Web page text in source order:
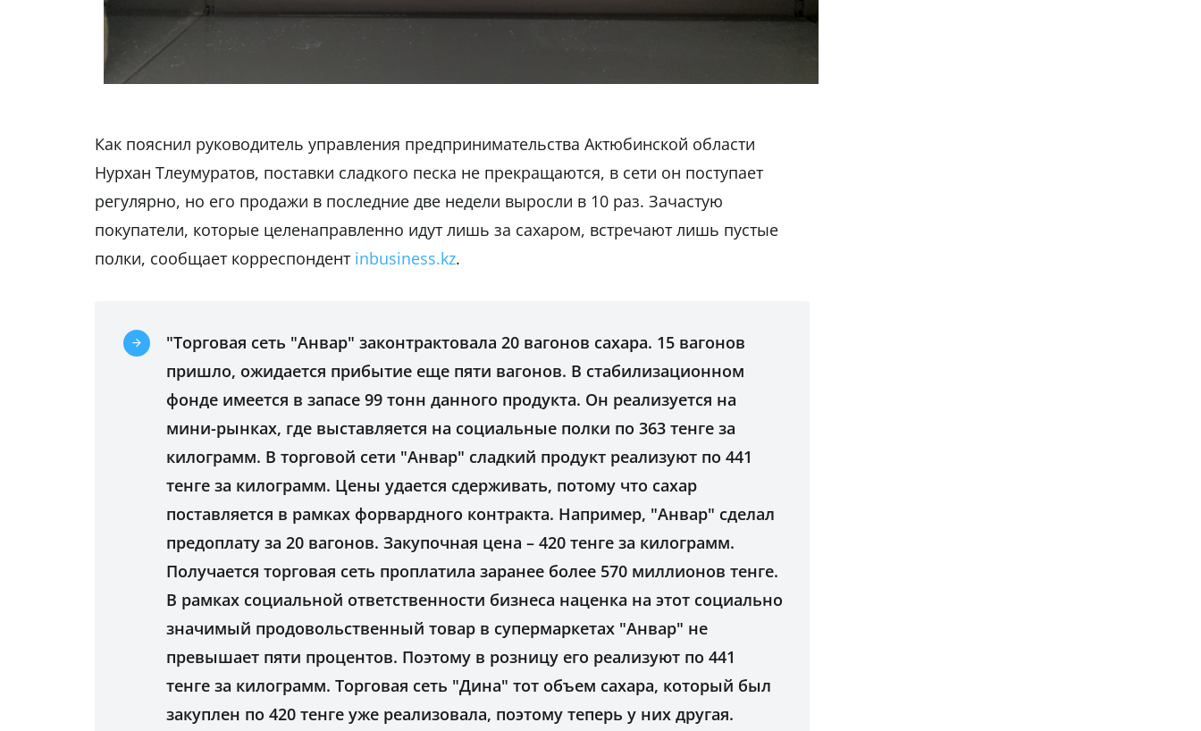
Как пояснил руководитель управления предпринимательства Актюбинской области
Нурхан Тлеумуратов, поставки сладкого песка не прекращаются, в сети он поступает
регулярно, но его продажи в последние две недели выросли в 10 раз. Зачастую
покупатели, которые целенаправленно идут лишь за сахаром, встречают лишь пустые
полки, сообщает корреспондент inbusiness.kz.
"Торговая сеть "Анвар" законтрактовала 20 вагонов сахара. 15 вагонов
пришло, ожидается прибытие еще пяти вагонов. В стабилизационном
фонде имеется в запасе 99 тонн данного продукта. Он реализуется на
мини-рынках, где выставляется на социальные полки по 363 тенге за
килограмм. В торговой сети "Анвар" сладкий продукт реализуют по 441
тенге за килограмм. Цены удается сдерживать, потому что сахар
поставляется в рамках форвардного контракта. Например, "Анвар" сделал
предоплату за 20 вагонов. Закупочная цена – 420 тенге за килограмм.
Получается торговая сеть проплатила заранее более 570 миллионов тенге.
В рамках социальной ответственности бизнеса наценка на этот социально
значимый продовольственный товар в супермаркетах "Анвар" не
превышает пяти процентов. Поэтому в розницу его реализуют по 441
тенге за килограмм. Торговая сеть "Дина" тот объем сахара, который был
закуплен по 420 тенге уже реализовала, поэтому теперь у них другая.